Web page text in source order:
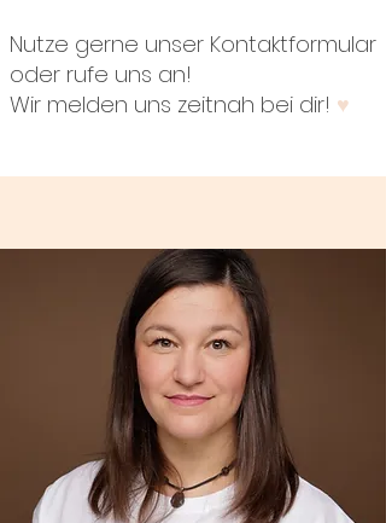
Nutze gerne unser Kontaktformular
oder rufe uns an!
Wir melden uns zeitnah bei dir! ♥